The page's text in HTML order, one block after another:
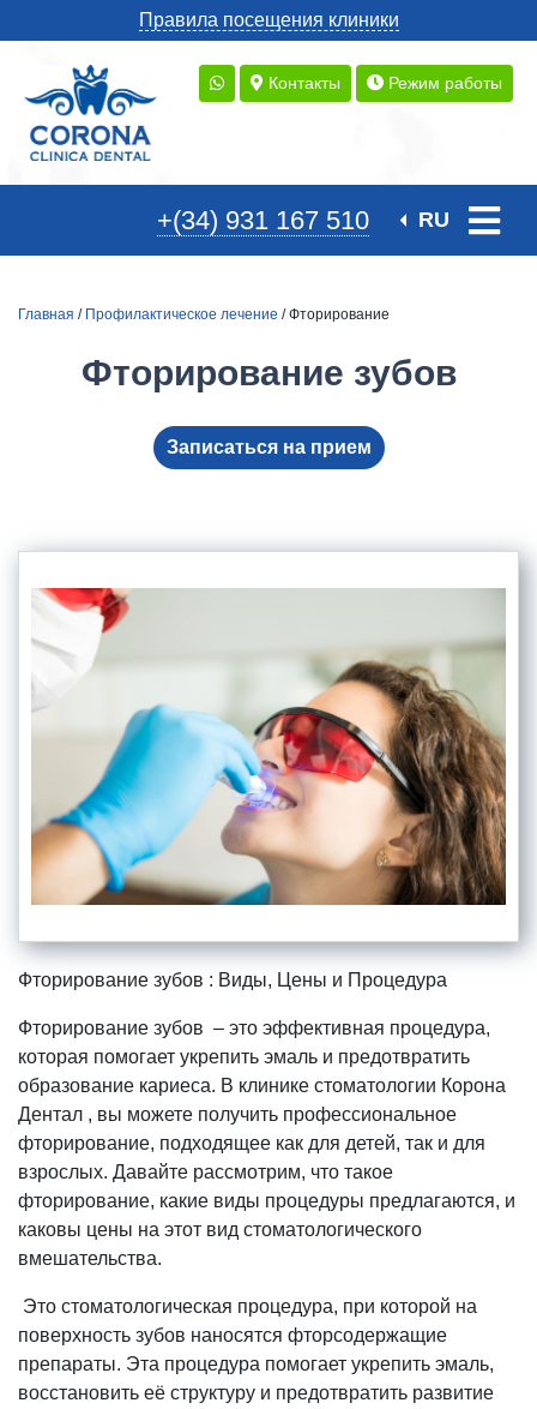
Правила посещения клиники
Контакты Режим работы
+(34) 931 167 510 RU
Главная / Профилактическое лечение / Фторирование
Фторирование зубов
Записаться на прием
Фторирование зубов : Виды, Цены и Процедура
Фторирование зубов – это эффективная процедура,
которая помогает укрепить эмаль и предотвратить
образование кариеса. В клинике стоматологии Корона
Дентал , вы можете получить профессиональное
фторирование, подходящее как для детей, так и для
взрослых. Давайте рассмотрим, что такое
фторирование, какие виды процедуры предлагаются, и
каковы цены на этот вид стоматологического
вмешательства.
Это стоматологическая процедура, при которой на
поверхность зубов наносятся фторсодержащие
препараты. Эта процедура помогает укрепить эмаль,
восстановить её структуру и предотвратить развитие